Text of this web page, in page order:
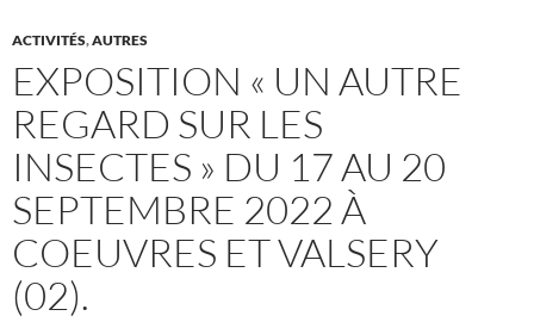
ACTIVITÉS,AUTRES
EXPOSITION « UN AUTRE
REGARD SUR LES
INSECTES » DU 17 AU 20
SEPTEMBRE 2022 À
COEUVRES ET VALSERY
(02).